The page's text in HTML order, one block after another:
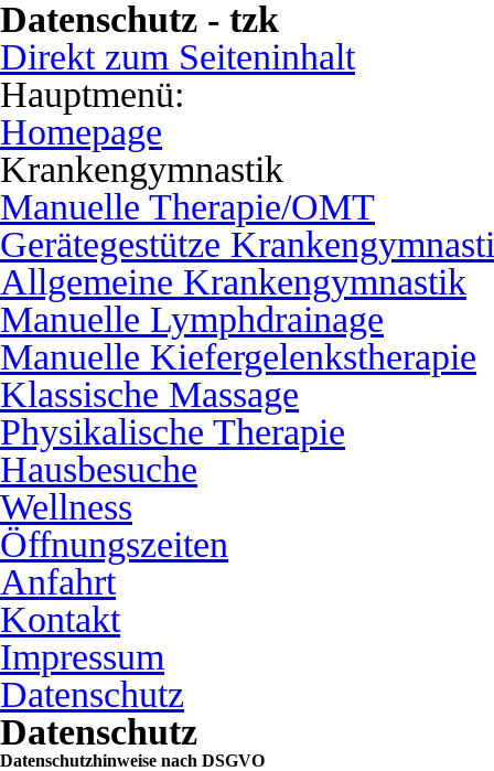
Datenschutz - tzk
Direkt zum Seiteninhalt
Hauptmenü:
Homepage
Krankengymnastik
Manuelle Therapie/OMT
Gerätegestütze
Allgemeine Krankengymnastik
Manuelle Lymphdrainage
Manuelle Kiefergelenkstherapie
Klassische Massage
Physikalische Therapie
Hausbesuche
Wellness
Öffnungszeiten
Anfahrt
Kontakt
Impressum
Datenschutz
Datenschutz
Datenschutzhinweise nach DSGVO